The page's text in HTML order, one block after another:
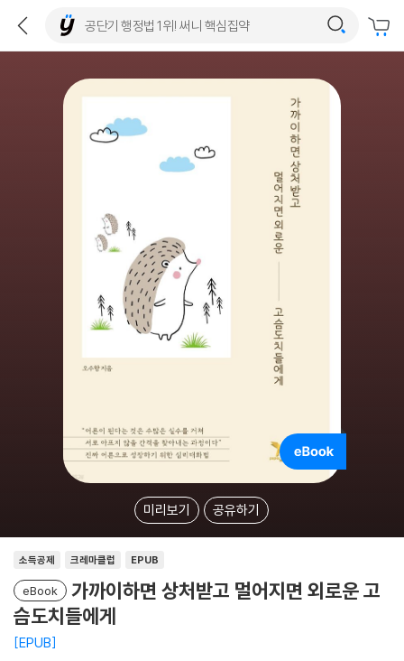
미리보기 공유하기
소득공제 크레마클럽 EPUB
eBook
가까이하면 상처받고 멀어지면 외로운 고
슴도치들에게
EPUB